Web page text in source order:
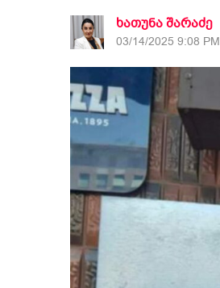
ხათუნა შარაძე
03/14/2025 9:08 PM